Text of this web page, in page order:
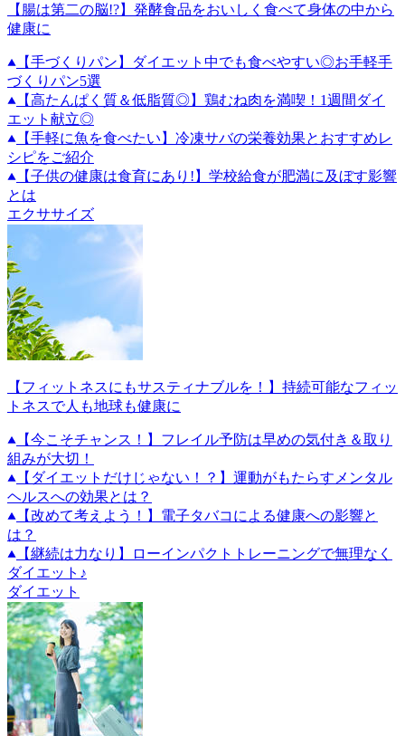
【腸は第二の脳!?】発酵食品をおいしく食べて身体の中から
健康に
【手づくりパン】ダイエット中でも食べやすい◎お手軽手
づくりパン5選
【高たんぱく質＆低脂質◎】鶏むね肉を満喫！1週間ダイ
エット献立◎
【手軽に魚を食べたい】冷凍サバの栄養効果とおすすめレ
シピをご紹介
【子供の健康は食育にあり!】学校給食が肥満に及ぼす影響
とは
エクササイズ
【フィットネスにもサスティナブルを！】持続可能なフィッ
トネスで人も地球も健康に
【今こそチャンス！】フレイル予防は早めの気付き＆取り
組みが大切！
【ダイエットだけじゃない！？】運動がもたらすメンタル
ヘルスへの効果とは？
【改めて考えよう！】電子タバコによる健康への影響と
は？
【継続は力なり】ローインパクトトレーニングで無理なく
ダイエット♪
ダイエット